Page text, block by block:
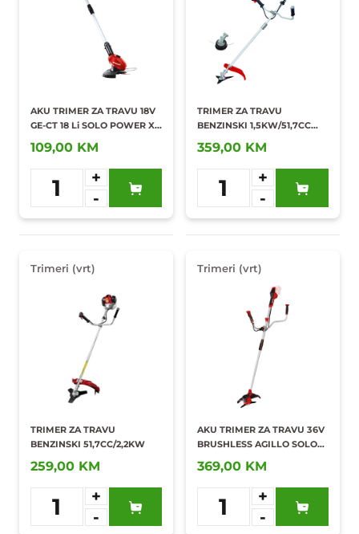
AKU TRIMER ZA TRAVU 18V
GE-CT 18 Li SOLO POWER X-
CHANGE/3411172
109,00 KM
1
+
-
Dodaj u
omiljene
TRIMER ZA TRAVU
BENZINSKI 1,5KW/51,7CC
GC-BC 52-3436540
359,00 KM
1
+
-
Dodaj u
omiljene
Trimeri (vrt)
TRIMER ZA TRAVU
BENZINSKI 51,7CC/2,2KW
259,00 KM
1
+
-
Dodaj u
omiljene
Trimeri (vrt)
AKU TRIMER ZA TRAVU 36V
BRUSHLESS AGILLO SOLO
PXC/3411320
369,00 KM
1
+
-
Dodaj u
omiljene